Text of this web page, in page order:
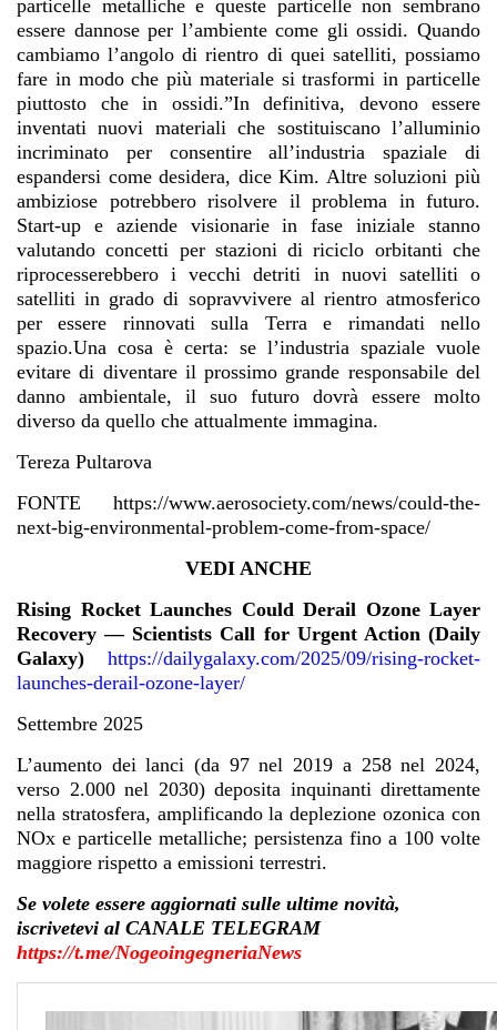
particelle metalliche e queste particelle non sembrano
essere dannose per l’ambiente come gli ossidi. Quando
cambiamo l’angolo di rientro di quei satelliti, possiamo
fare in modo che più materiale si trasformi in particelle
piuttosto che in ossidi.”In definitiva, devono essere
inventati nuovi materiali che sostituiscano l’alluminio
incriminato per consentire all’industria spaziale di
espandersi come desidera, dice Kim. Altre soluzioni più
ambiziose potrebbero risolvere il problema in futuro.
Start-up e aziende visionarie in fase iniziale stanno
valutando concetti per stazioni di riciclo orbitanti che
riprocesserebbero i vecchi detriti in nuovi satelliti o
satelliti in grado di sopravvivere al rientro atmosferico
per essere rinnovati sulla Terra e rimandati nello
spazio.Una cosa è certa: se l’industria spaziale vuole
evitare di diventare il prossimo grande responsabile del
danno ambientale, il suo futuro dovrà essere molto
diverso da quello che attualmente immagina.
Tereza Pultarova
FONTE https://www.aerosociety.com/news/could-the-
next-big-environmental-problem-come-from-space/
VEDI ANCHE
Rising Rocket Launches Could Derail Ozone Layer
Recovery — Scientists Call for Urgent Action (Daily
Galaxy)
https://dailygalaxy.com/2025/09/rising-rocket-
launches-derail-ozone-layer/
Settembre 2025
L’aumento dei lanci (da 97 nel 2019 a 258 nel 2024,
verso 2.000 nel 2030) deposita inquinanti direttamente
nella stratosfera, amplificando la deplezione ozonica con
NOx e particelle metalliche; persistenza fino a 100 volte
maggiore rispetto a emissioni terrestri.
Se volete essere aggiornati sulle ultime novità,
iscrivetevi al CANALE TELEGRAM
https://t.me/NogeoingegneriaNews